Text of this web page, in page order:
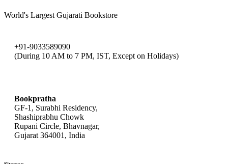
World's Largest Gujarati Bookstore
+91-9033589090
(During 10 AM to 7 PM, IST, Except on Holidays)
Bookpratha
GF-1, Surabhi Residency,
Shashiprabhu Chowk
Rupani Circle, Bhavnagar,
Gujarat 364001, India